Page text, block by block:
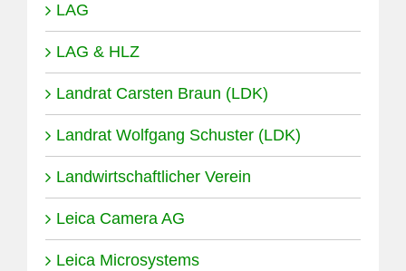
LAG
LAG & HLZ
Landrat Carsten Braun (LDK)
Landrat Wolfgang Schuster (LDK)
Landwirtschaftlicher Verein
Leica Camera AG
Leica Microsystems